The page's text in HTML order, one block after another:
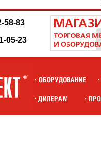
58-83
05-23